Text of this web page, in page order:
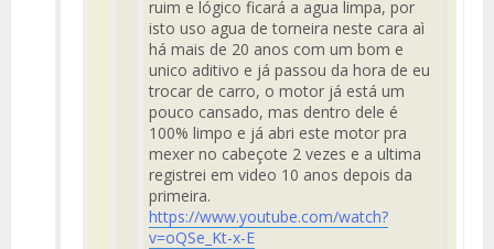
ruim e lógico ficará a agua limpa, por
isto uso agua de torneira neste cara aì
há mais de 20 anos com um bom e
unico aditivo e já passou da hora de eu
trocar de carro, o motor já está um
pouco cansado, mas dentro dele é
100% limpo e já abri este motor pra
mexer no cabeçote 2 vezes e a ultima
registrei em video 10 anos depois da
primeira.
https://www.youtube.com/watch?
v=oQSe_Kt-x-E